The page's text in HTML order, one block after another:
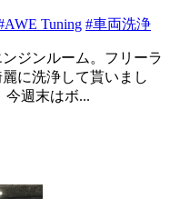
Tuning #車両洗浄
ジンルーム。フリーラ
に洗浄して貰いまし
今週末はボ...